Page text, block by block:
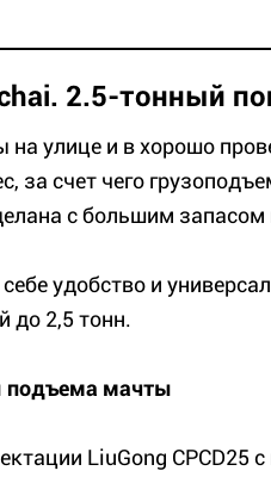
2.5-тонный
улице и в хорошо
за счет чего
с большим
себе удобство и
до 2,5 тонн.
подъема мачты
LiuGong CPCD25